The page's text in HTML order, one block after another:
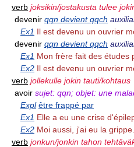
verb joksikin/jostakusta tulee
devenir qqn devient qqch
Ex1 Il est devenu un ouvrier
devenir qqn devient qqch
Ex1 Mon frère fait des études
Ex2 Il est devenu un ouvrier
verb jollekulle jokin tauti/kohtaus
avoir sujet: qqn; objet: une
Expl être frappé par
Ex1 Elle a eu une crise
Ex2 Moi aussi, j'ai eu la grippe.
verb jonkun/jonkin tahon